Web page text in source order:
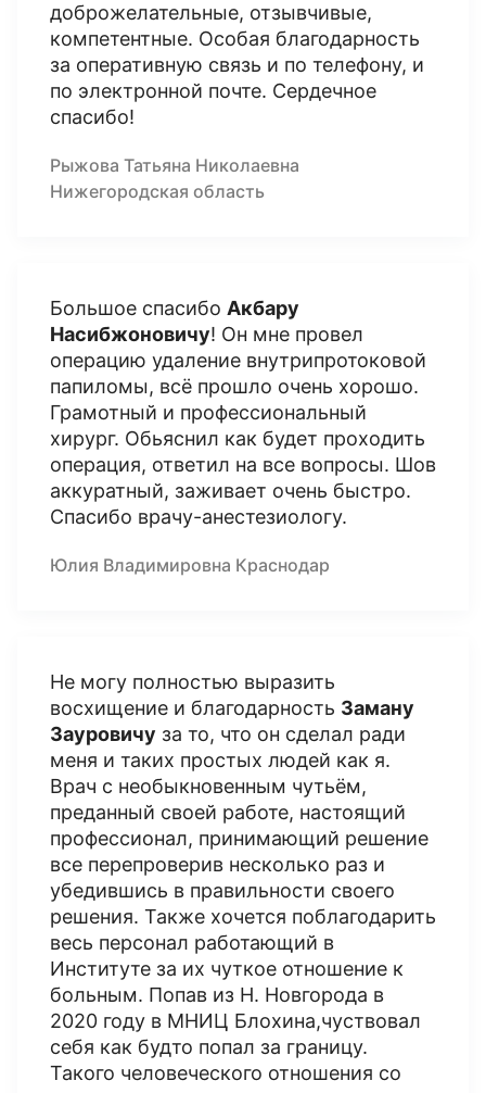
доброжелательные, отзывчивые,
компетентные. Особая благодарность
за оперативную связь и по телефону, и
по электронной почте. Сердечное
спасибо!
Рыжова Татьяна Николаевна
Нижегородская область
Большое спасибо Акбару
Насибжоновичу! Он мне провел
операцию удаление внутрипротоковой
папиломы, всё прошло очень хорошо.
Грамотный и профессиональный
хирург. Обьяснил как будет проходить
операция, ответил на все вопросы. Шов
аккуратный, заживает очень быстро.
Спасибо врачу-анестезиологу.
Юлия Владимировна Краснодар
Не могу полностью выразить
восхищение и благодарность Заману
Зауровичу за то, что он сделал ради
меня и таких простых людей как я.
Врач с необыкновенным чутьём,
преданный своей работе, настоящий
профессионал, принимающий решение
все перепроверив несколько раз и
убедившись в правильности своего
решения. Также хочется поблагодарить
весь персонал работающий в
Институте за их чуткое отношение к
больным. Попав из Н. Новгорода в
2020 году в МНИЦ Блохина,чуствовал
себя как будто попал за границу.
Такого человеческого отношения со